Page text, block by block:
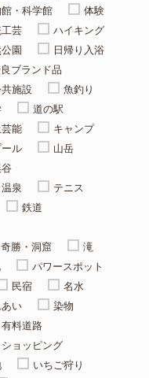
・科学館
体験
芸
ハイキング
園
日帰り入浴
ブランド品
共施設
魚釣り
道の駅
能
キャンプ
ール
山岳
谷
温泉
テニス
鉄道
勝・洞窟
滝
パワースポット
民宿
名水
い
染物
有料道路
ショッピング
いちご狩り